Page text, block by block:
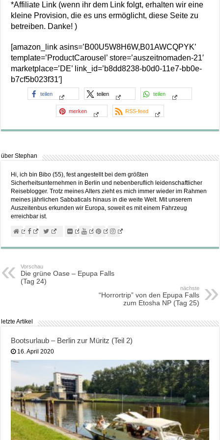
*Affiliate Link (wenn ihr dem Link folgt, erhalten wir eine
kleine Provision, die es uns ermöglicht, diese Seite zu
betreiben. Danke! )
[amazon_link asins=’B00U5W8H6W,B01AWCQPYK’
template=’ProductCarousel’ store=’auszeitnomaden-21′
marketplace=’DE’ link_id=’b8dd8238-b0d0-11e7-bb0e-
b7cf5b023f31′]
teilen teilen teilen
merken RSS-feed
über Stephan
Hi, ich bin Bibo (55), fest angestellt bei dem größten
Sicherheitsunternehmen in Berlin und nebenberuflich leidenschaftlicher
Reiseblogger. Trotz meines Alters zieht es mich immer wieder im Rahmen
meines jährlichen Sabbaticals hinaus in die weite Welt. Mit unserem
Auszeitenbus erkunden wir Europa, soweit es mit einem Fahrzeug
erreichbar ist.
Vorschau
Die grüne Oase – Epupa Falls
(Tag 24)
nächste
“Horrortrip” von den Epupa Falls
zum Etosha NP (Tag 25)
letzte Artikel
Bootsurlaub – Berlin zur Müritz (Teil 2)
16. April 2020